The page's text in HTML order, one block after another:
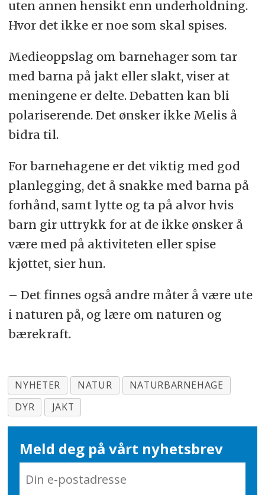
uten annen hensikt enn underholdning.
Hvor det ikke er noe som skal spises.
Medieoppslag om barnehager som tar
med barna på jakt eller slakt, viser at
meningene er delte. Debatten kan bli
polariserende. Det ønsker ikke Melis å
bidra til.
For barnehagene er det viktig med god
planlegging, det å snakke med barna på
forhånd, samt lytte og ta på alvor hvis
barn gir uttrykk for at de ikke ønsker å
være med på aktiviteten eller spise
kjøttet, sier hun.
– Det finnes også andre måter å være ute
i naturen på, og lære om naturen og
bærekraft.
NYHETER NATUR
NATURBARNEHAGE
DYR
JAKT
Meld deg på vårt nyhetsbrev